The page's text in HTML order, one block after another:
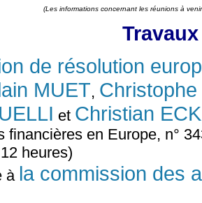
(Les informations concernant les réunions à
de résolution
MUET,
et Christian
financières en Europe, n°
heures)
à la commission des